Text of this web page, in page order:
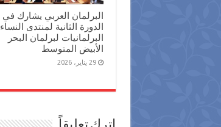
البرلمان العربي يشارك في
الدورة الثانية لمنتدى النساء
البرلمانيات لبرلمان البحر
الأبيض المتوسط
29 يناير، 2026